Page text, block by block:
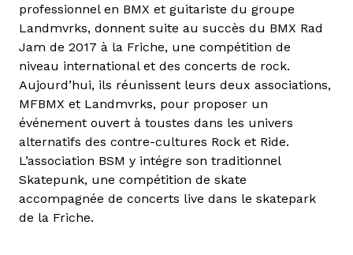
professionnel en BMX et guitariste du groupe
Landmvrks, donnent suite au succès du BMX Rad
Jam de 2017 à la Friche, une compétition de
niveau international et des concerts de rock.
Aujourd’hui, ils réunissent leurs deux associations,
MFBMX et Landmvrks, pour proposer un
événement ouvert à toustes dans les univers
alternatifs des contre-cultures Rock et Ride.
L’association BSM y intégre son traditionnel
Skatepunk, une compétition de skate
accompagnée de concerts live dans le skatepark
de la Friche.